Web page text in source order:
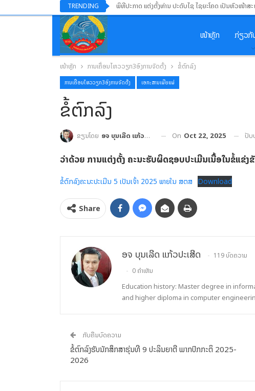
TRENDING ພິທີປະກາດ ແຕ່ງຕັ້ງທ່ານ ປະດັບໄຊ ໄຊຍະໂຄດ ເປັນຫົວໜ້າສ
ໜ້າຫຼັກ ກ່ຽວກັ
ໜ້າຫຼັກ ການເຄື່ອນໄຫວວຽກ3ອົງການຈັດຕັ້ງ ຂໍ້ຕົກລົງ
ການເຄື່ອນໄຫວວຽກ3ອົງການຈັດຕັ້ງ ເອກະສານເຜີຍແຜ່
ຂໍ້ຕົກລົງ
ຂຽນໂດຍ ອຈ ບຸນເລີດ ແກ້ວປະເສີດ On Oct 22, 2025 ປັບ
ວ່າດ້ວຍ ການແຕ່ງຕັ້ງ ຄະນະຮັບຜິດຊອບປະເມີນເນື້ອໃນຂໍ້ແຂ່ງ
ຂໍ້ຕົກລົງຄະນະປະເມີນ 5 ເປັນເຈົ້າ 2025 ພາຍໃນ ສຕສ Download
Share
ອຈ ບຸນເລີດ ແກ້ວປະເສີດ
119 ບົດຄວາມ
0 ຄຳເຫັນ
Education history: Master degree in
and higher diploma in computer
ກັບຄືນບົດຄວາມ
ຂໍ້ຕົກລົງຮັບນັກສຶກສາຮຸ່ນທີ 9 ປະລິນຍາຕີ ພາກປົກກະຕິ 2025-
2026